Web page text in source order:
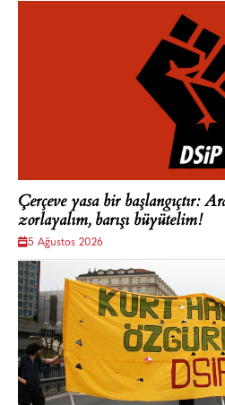
Çerçeve yasa bir başlangıçtır:
zorlayalım, barışı büyütelim!
5 Ağustos 2026